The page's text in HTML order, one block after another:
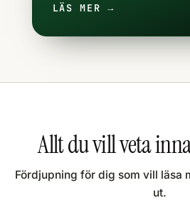
LÄS MER →
Allt du vill veta
Fördjupning för dig som vill läsa
ut.